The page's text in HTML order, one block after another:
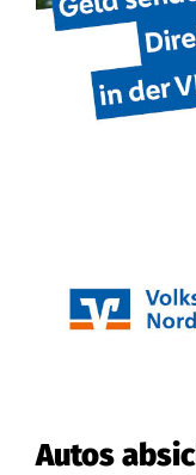
Autos